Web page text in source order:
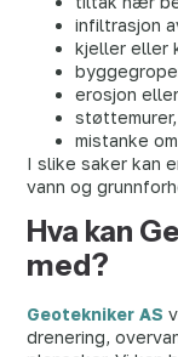
infiltrasjon
kjeller eller
erosjon
mistanke
I slike saker kan
vann og
Hva kan
med?
Geotekniker AS
drenering,